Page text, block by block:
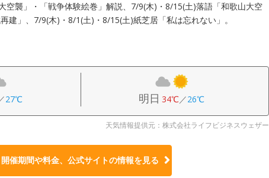
空襲」・「戦争体験絵巻」解説、7/9(木)・8/15(土)落語「和歌山大空
建」、7/9(木)・8/1(土)・8/15(土)紙芝居「私は忘れない」。
27℃ 明日 34℃／26℃
天気情報提供元：株式会社ライフビジネスウェザー
開催期間や料金、公式サイトの情報を見る